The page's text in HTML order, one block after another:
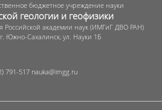
бюджетное учреждение науки
геологии и геофизики
Российской академии наук (ИМГиГ ДВО РАН)
Южно-Сахалинск, ул. Науки 1Б
791-517